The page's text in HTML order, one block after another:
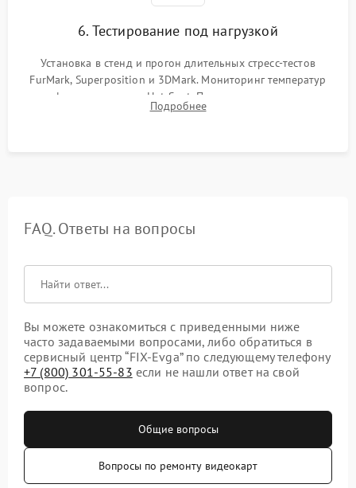
6. Тестирование под нагрузкой
Установка в стенд и прогон длительных стресс-тестов
FurMark, Superposition и 3DMark. Мониторинг температур
графического чипа и Hot Spot. Проверка на отсутствие
артефактов изображения, вылетов драйвера и зависаний.
Подробнее
FAQ. Ответы на вопросы
Вы можете ознакомиться с приведенными ниже
часто задаваемыми вопросами, либо обратиться в
сервисный центр “FIX-Evga” по следующему телефону
+7 (800) 301-55-83 если не нашли ответ на свой
вопрос.
Общие вопросы
Вопросы по ремонту видеокарт